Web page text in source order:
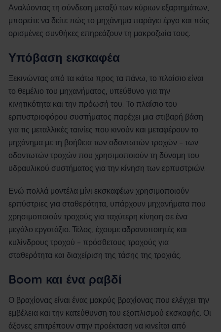
Αναλύοντας τη σύνδεση μεταξύ των κύριων εξαρτημάτων,
μπορείτε να δείτε πώς το μηχάνημα παράγει έργο και πώς
ορισμένες συνθήκες επηρεάζουν τη μακροζωία τους.
Υπόβαση εκσκαφέα
Ξεκινώντας από τα κάτω προς τα πάνω, το πλαίσιο είναι
το θεμέλιο του μηχανήματος, υπεύθυνο για την
κινητικότητα και την πρόωσή του. Το πλαίσιο του
ερπυστριοφόρου συστήματος παρέχει μια στιβαρή βάση
για τις μεταλλικές ταινίες που κινούν και μεταφέρουν το
μηχάνημα με τη βοήθεια των οδοντωτών τροχών – των
οδοντωτών τροχών που χρησιμοποιούν τη δύναμη του
υδραυλικού συστήματος για την κίνηση των ερπυστριών.
Ενώ πολλά μοντέλα μίνι εκσκαφέων χρησιμοποιούν
ερπύστριες για σταθερότητα, υπάρχουν μηχανήματα που
χρησιμοποιούν τροχούς για ταχύτερη κίνηση σε ένα
μεγάλο εργοτάξιο. Τέλος, έχουμε αδρανοποιητές και
κυλίνδρους τροχού – πρόσθετους τροχούς για
σταθερότητα και διαχείριση της τάσης της τροχιάς.
Boom και ένα ραβδί
Ο βραχίονας είναι ένας μακρύς βραχίονας που ελέγχει την
εμβέλεια και την κατεύθυνση του εξοπλισμού εκσκαφής. Οι
άξονες επιτρέπουν στην προέκταση να κινείται από